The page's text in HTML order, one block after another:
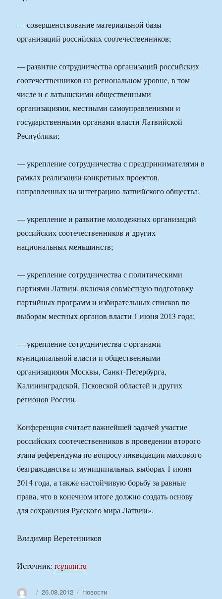
— совершенствование материальной базы
организаций российских соотечественников;
— развитие сотрудничества организаций российских
соотечественников на региональном уровне, в том
числе и с латышскими общественными
организациями, местными самоуправлениями и
государственными органами власти Латвийской
Республики;
— укрепление сотрудничества с предпринимателями в
рамках реализации конкретных проектов,
направленных на интеграцию латвийского общества;
— укрепление и развитие молодежных организаций
российских соотечественников и других
национальных меньшинств;
— укрепление сотрудничества с политическими
партиями Латвии, включая совместную подготовку
партийных программ и избирательных списков по
выборам местных органов власти 1 июня 2013 года;
— укрепление сотрудничества с органами
муниципальной власти и общественными
организациями Москвы, Санкт-Петербурга,
Калининградской, Псковской областей и других
регионов России.
Конференция считает важнейшей задачей участие
российских соотечественников в проведении второго
этапа референдума по вопросу ликвидации массового
безгражданства и муниципальных выборах 1 июня
2014 года, а также настойчивую борьбу за равные
права, что в конечном итоге должно создать основу
для сохранения Русского мира Латвии».
Владимир Веретенников
Источник:regnum.ru
АвторОпубликовано
26.08.2012 Рубрики
Новости